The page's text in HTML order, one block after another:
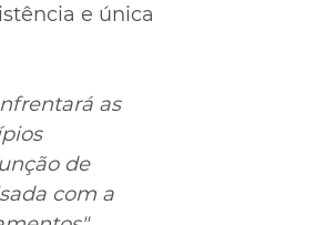
e única
as
de
com a